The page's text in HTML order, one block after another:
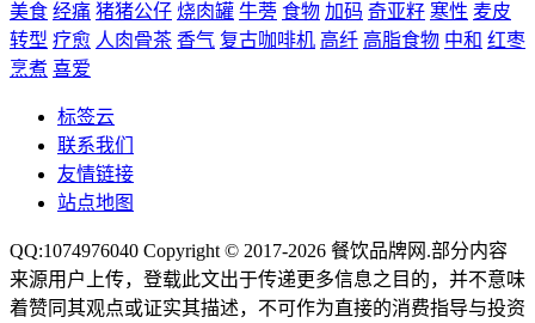
美食 经痛 猪猪公仔 烧肉罐 牛蒡 食物 加码 奇亚籽 寒性 麦皮
转型 疗愈 人肉骨茶 香气 复古咖啡机 高纤 高脂食物 中和 红枣
烹煮 喜爱
标签云
联系我们
友情链接
站点地图
QQ:1074976040 Copyright © 2017-2026 餐饮品牌网 .部分内容
来源用户上传，登载此文出于传递更多信息之目的，并不意味
着赞同其观点或证实其描述，不可作为直接的消费指导与投资